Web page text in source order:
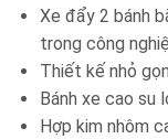
Xe đẩy 2 bánh
trong công
Thiết kế nhỏ
Bánh xe cao su
Hợp kim nhôm